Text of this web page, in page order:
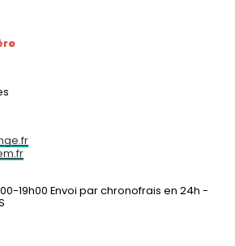
19h00 Envoi par chronofrais en 24h -